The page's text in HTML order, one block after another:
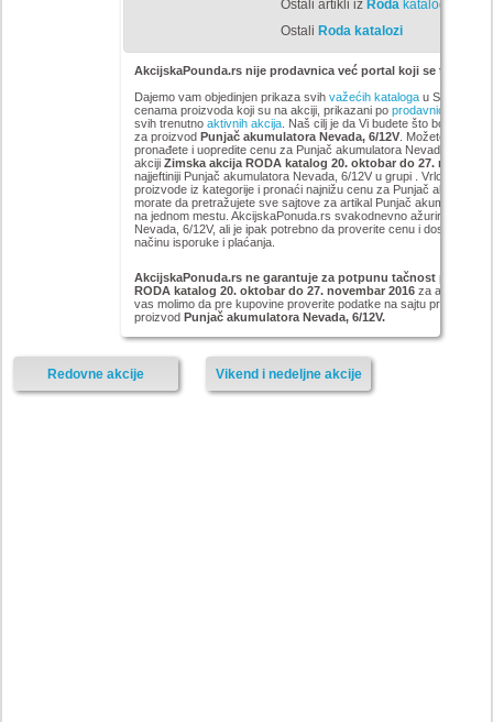
Ostali artikli iz Rodakataloga
Ostali Roda katalozi
AkcijskaPounda.rs nije prodavnica već portal koji se trudi da
Dajemo vam objedinjen prikaza svih važećih katalogau Srbiji, sa
cenama proizvoda koji su na akciji, prikazani po prodavnicama
svih trenutno aktivnih akcija. Naš cilj je da Vi budete što bolje
za proizvod Punjač akumulatora Nevada, 6/12V. Možete
pronađete i uopredite cenu za Punjač akumulatora Nevada, 6/12V
akcijiZimska akcija RODA katalog 20. oktobar do 27.
najjeftiniji Punjač akumulatora Nevada, 6/12V u grupi . Vrlo lako
proizvode iz kategorije i pronaći najnižu cenu za Punjač
morate da pretražujete sve sajtove za artikal Punjač akumulatora
na jednom mestu. AkcijskaPonuda.rs svakodnevno ažurira cene
Nevada, 6/12V, ali je ipak potrebno da proverite cenu i dostupnost
načinu isporuke i plaćanja.
AkcijskaPonuda.rs ne garantuje za potpunu tačnost
RODA katalog 20. oktobar do 27. novembar 2016za artikal
vas molimo da pre kupovine proverite podatke na sajtu
proizvod Punjač akumulatora Nevada, 6/12V.
Vikend i nedeljne akcije
Redovne akcije